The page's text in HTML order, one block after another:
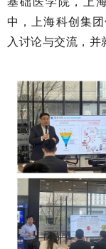
中，上海科创集
入讨论与交流，并